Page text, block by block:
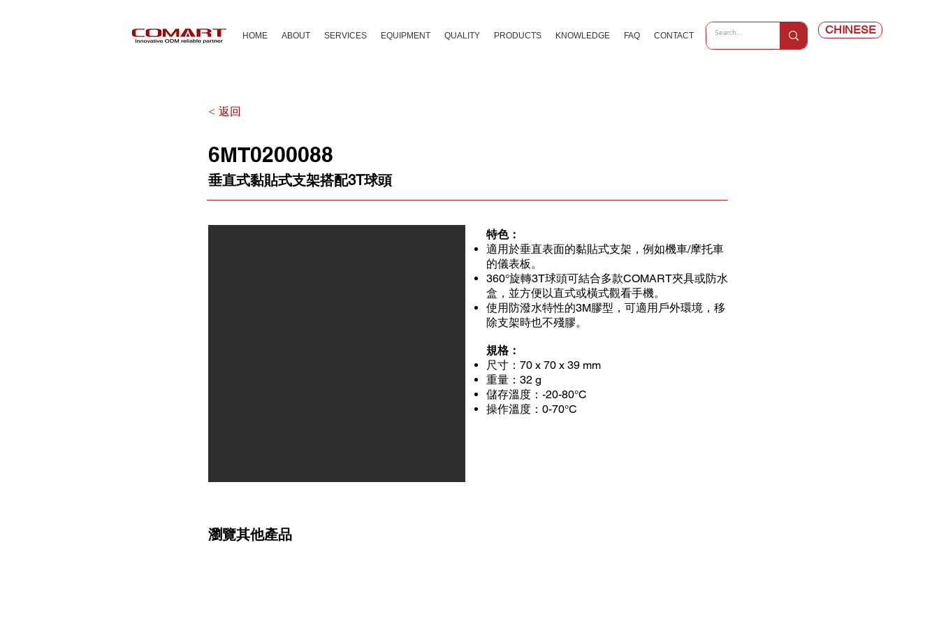
HOME ABOUT SERVICES EQUIPMENT QUALITY PRODUCTS KNOWLEDGE FAQ CONTACT CHINESE
< 返回
6MT0200088
垂直式黏貼式支架搭配3T球頭
特色：
適用於垂直表面的黏貼式支架，例如機車/摩托車
的儀表板。
360°旋轉3T球頭可結合多款COMART夾具或防水
盒，並方便以直式或橫式觀看手機。
使用防潑水特性的3M膠型，可適用戶外環境，移
除支架時也不殘膠。
規格：
尺寸：70 x 70 x 39 mm
重量：32 g
儲存溫度：-20-80°C
操作溫度：0-70°C
瀏覽其他產品